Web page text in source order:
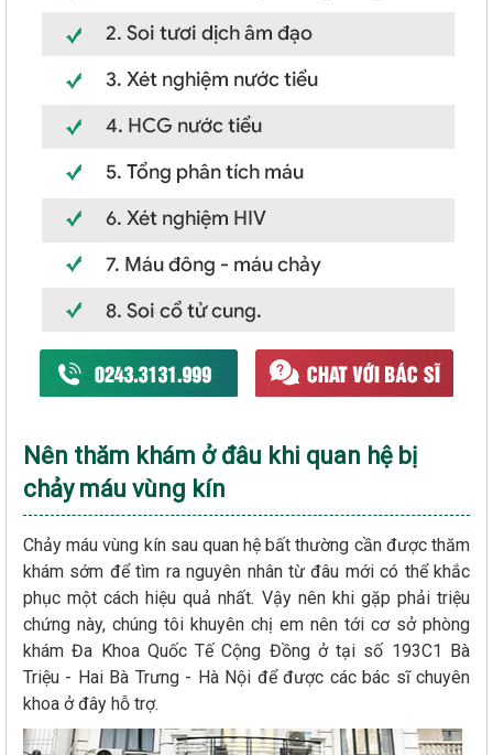
Nên thăm khám ở đâu khi quan hệ bị
chảy máu vùng kín
Chảy máu vùng kín sau quan hệ bất thường cần được thăm
khám sớm để tìm ra nguyên nhân từ đâu mới có thể khắc
phục một cách hiệu quả nhất. Vậy nên khi gặp phải triệu
chứng này, chúng tôi khuyên chị em nên tới cơ sở phòng
khám Đa Khoa Quốc Tế Cộng Đồng ở tại số 193C1 Bà
Triệu - Hai Bà Trưng - Hà Nội để được các bác sĩ chuyên
khoa ở đây hỗ trợ.